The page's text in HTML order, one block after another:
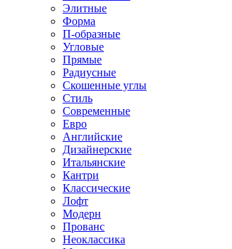
Элитные
Форма
П-образные
Угловые
Прямые
Радиусные
Скошенные углы
Стиль
Современные
Евро
Английские
Дизайнерские
Итальянские
Кантри
Классические
Лофт
Модерн
Прованс
Неоклассика